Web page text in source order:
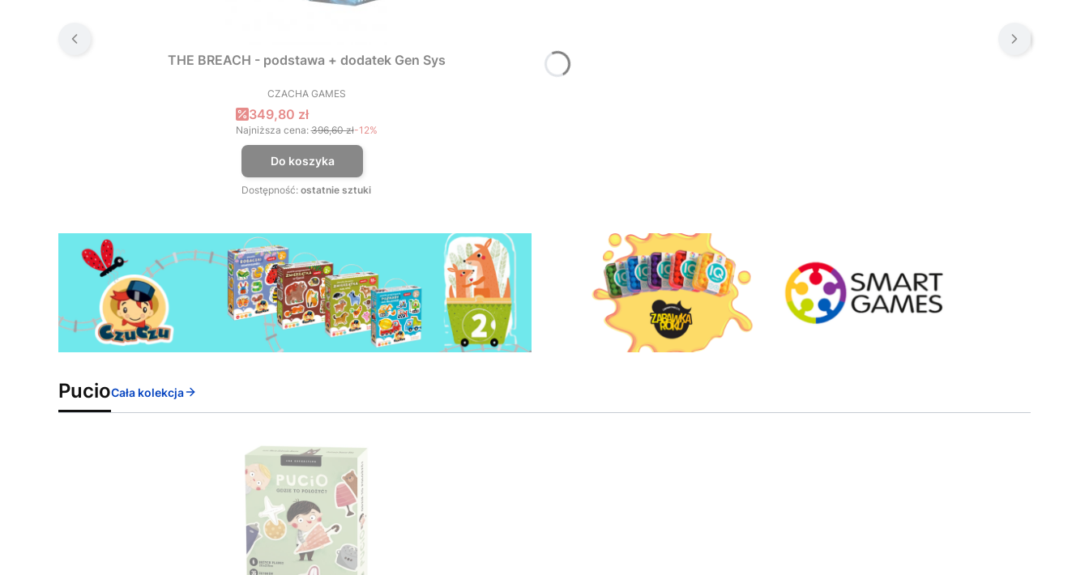
THE BREACH - podstawa + dodatek Gen Sys
PRODUCENT
CZACHA GAMES
Cena promocyjna
349,80 zł
Najniższa cena: 396,60 zł-12%
Do koszyka
Dostępność: ostatnie sztuki
PucioCała kolekcja